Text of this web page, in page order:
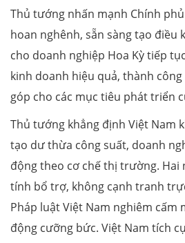
Thủ tướng nhấn mạnh Chính
hoan nghênh, sẵn sàng tạo điều
cho doanh nghiệp Hoa Kỳ tiếp
kinh doanh hiệu quả, thành
góp cho các mục tiêu phát triển
Thủ tướng khẳng định Việt Nam
tạo dư thừa công suất, doanh
động theo cơ chế thị trường. Hai
tính bổ trợ, không cạnh tranh
Pháp luật Việt Nam nghiêm cấm
động cưỡng bức. Việt Nam tích